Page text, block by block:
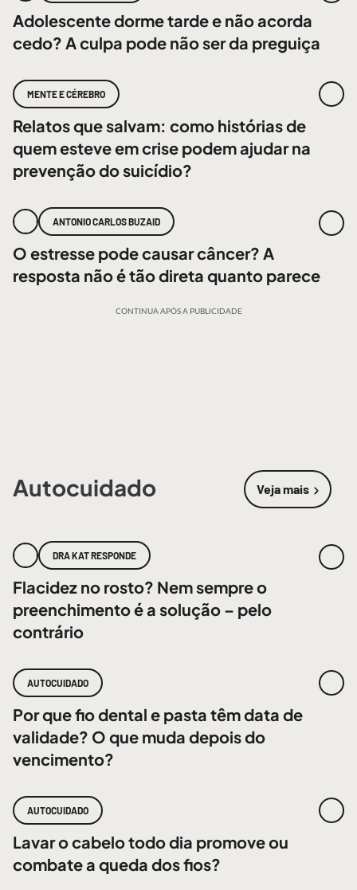
Adolescente dorme tarde e não acorda
cedo? A culpa pode não ser da preguiça
MENTE E CÉREBRO
Relatos que salvam: como histórias de
quem esteve em crise podem ajudar na
prevenção do suicídio?
ANTONIO CARLOS BUZAID
O estresse pode causar câncer? A
resposta não é tão direta quanto parece
CONTINUA APÓS A PUBLICIDADE
Autocuidado Veja mais
sobre
DRA KAT RESPONDE
Flacidez no rosto? Nem sempre o
preenchimento é a solução – pelo
contrário
AUTOCUIDADO
Por que fio dental e pasta têm data de
validade? O que muda depois do
vencimento?
AUTOCUIDADO
Lavar o cabelo todo dia promove ou
combate a queda dos fios?